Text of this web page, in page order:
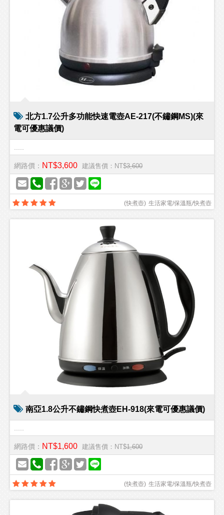
北方1.7公升多功能快速電壺AE-217(不鏽鋼MS)(來
電可優惠議價)
網路價： NT$3,600 建議售價：NT$3,600
生活家電/保溫瓶/快煮壺
(快煮壺)
南亞1.8公升不鏽鋼快煮壺EH-918(來電可優惠議價)
網路價： NT$1,600 建議售價：NT$1,600
生活家電/保溫瓶/快煮壺
(快煮壺)